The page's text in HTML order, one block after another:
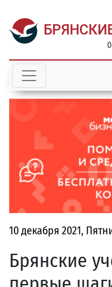
10 декабря 2021,
Брянские